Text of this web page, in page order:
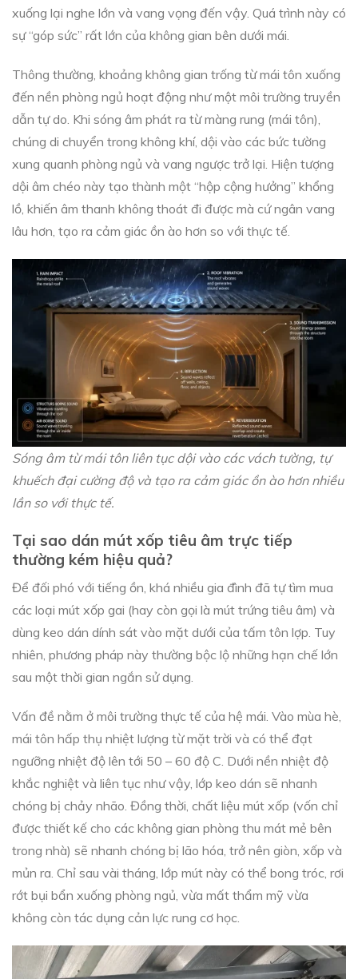
xuống lại nghe lớn và vang vọng đến vậy. Quá trình này có
sự “góp sức” rất lớn của không gian bên dưới mái.
Thông thường, khoảng không gian trống từ mái tôn xuống
đến nền phòng ngủ hoạt động như một môi trường truyền
dẫn tự do. Khi sóng âm phát ra từ màng rung (mái tôn),
chúng di chuyển trong không khí, dội vào các bức tường
xung quanh phòng ngủ và vang ngược trở lại. Hiện tượng
dội âm chéo này tạo thành một “hộp cộng hưởng” khổng
lồ, khiến âm thanh không thoát đi được mà cứ ngân vang
lâu hơn, tạo ra cảm giác ồn ào hơn so với thực tế.
Sóng âm từ mái tôn liên tục dội vào các vách tường, tự
khuếch đại cường độ và tạo ra cảm giác ồn ào hơn nhiều
lần so với thực tế.
Tại sao dán mút xốp tiêu âm trực tiếp
thường kém hiệu quả?
Để đối phó với tiếng ồn, khá nhiều gia đình đã tự tìm mua
các loại mút xốp gai (hay còn gọi là mút trứng tiêu âm) và
dùng keo dán dính sát vào mặt dưới của tấm tôn lợp. Tuy
nhiên, phương pháp này thường bộc lộ những hạn chế lớn
sau một thời gian ngắn sử dụng.
Vấn đề nằm ở môi trường thực tế của hệ mái. Vào mùa hè,
mái tôn hấp thụ nhiệt lượng từ mặt trời và có thể đạt
ngưỡng nhiệt độ lên tới 50 – 60 độ C. Dưới nền nhiệt độ
khắc nghiệt và liên tục như vậy, lớp keo dán sẽ nhanh
chóng bị chảy nhão. Đồng thời, chất liệu mút xốp (vốn chỉ
được thiết kế cho các không gian phòng thu mát mẻ bên
trong nhà) sẽ nhanh chóng bị lão hóa, trở nên giòn, xốp và
mủn ra. Chỉ sau vài tháng, lớp mút này có thể bong tróc, rơi
rớt bụi bẩn xuống phòng ngủ, vừa mất thẩm mỹ vừa
không còn tác dụng cản lực rung cơ học.